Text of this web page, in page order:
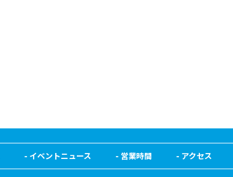
イベントニュース 営業時間 アクセス